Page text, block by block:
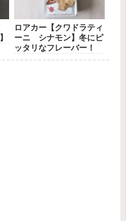
ロアカー【クワドラティ
ーニ シナモン】冬にピ
ッタリなフレーバー！